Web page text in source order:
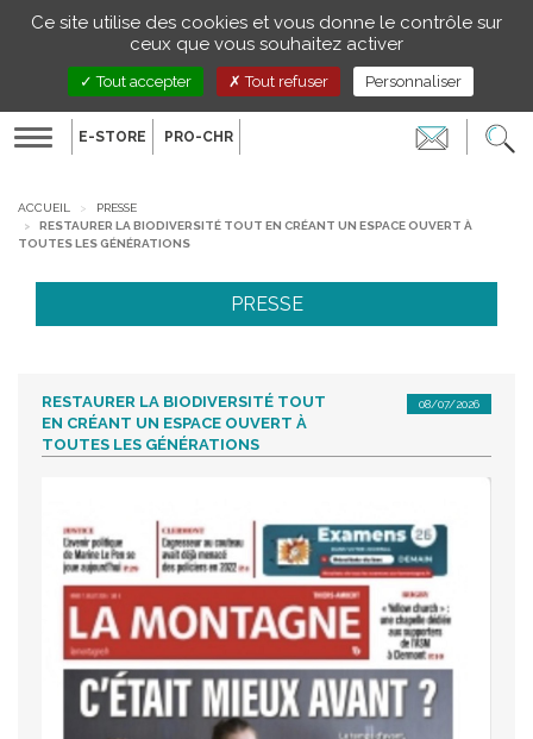
Toggle
FR
E-STORE PRO-CHR
ACCUEIL
PRESSE
RESTAURER LA BIODIVERSITÉ TOUT EN CRÉANT UN ESPACE OUVERT À
TOUTES LES GÉNÉRATIONS
PRESSE
RESTAURER LA BIODIVERSITÉ TOUT
EN CRÉANT UN ESPACE OUVERT À
TOUTES LES GÉNÉRATIONS
08/07/2026
Gestion de vos préférences sur les cookies
Ce site utilise des cookies et vous donne le contrôle sur
ceux que vous souhaitez activer
Tout accepter Tout refuser Personnaliser